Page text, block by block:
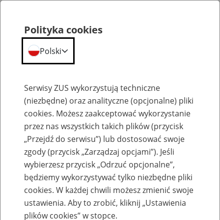
Emerytury
Baza zlikwidowanych lub
przekształconych zakładów pracy
Polityka cookies
Polski
Serwisy ZUS wykorzystują techniczne
(niezbędne) oraz analityczne (opcjonalne) pliki
cookies. Możesz zaakceptować wykorzystanie
przez nas wszystkich takich plików (przycisk
„Przejdź do serwisu”) lub dostosować swoje
zgody (przycisk „Zarządzaj opcjami”). Jeśli
wybierzesz przycisk „Odrzuć opcjonalne”,
będziemy wykorzystywać tylko niezbędne pliki
cookies. W każdej chwili możesz zmienić swoje
ustawienia. Aby to zrobić, kliknij „Ustawienia
plików cookies” w stopce.